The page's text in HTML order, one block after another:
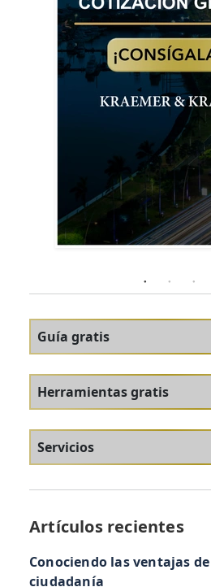
Guía gratis
Herramientas gratis
Servicios
Artículos recientes
Conociendo las ventajas
ciudadanía